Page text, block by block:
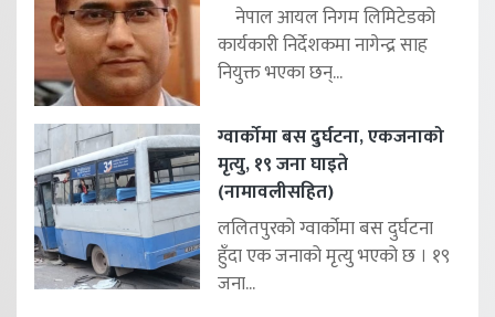
नेपाल आयल निगम लिमिटेडको
कार्यकारी निर्देशकमा नागेन्द्र साह
नियुक्त भएका छन्...
ग्वार्कोमा बस दुर्घटना, एकजनाको
मृत्यु, १९ जना घाइते
(नामावलीसहित)
ललितपुरको ग्वार्कोमा बस दुर्घटना
हुँदा एक जनाको मृत्यु भएको छ । १९
जना...